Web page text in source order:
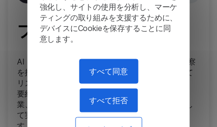
強化し、サイトの使用を分析し、マーケ
ティングの取り組みを支援するために、
デバイスにCookieを保存することに同
意します。
すべて同意
すべて拒否
ファイナンス
AI を活用した言語ツールは、財務レポートから洞察
を抽出し、市場動向を分析し、ニュースを監視して
リスク評価を行います。感情分析は世論を評価し、
要約は長いレポートを要約し、固有表現認識は企
業、取引、個人などの重要なエンティティを識別し
て実用的なビジネス インテリジェンスを実現しま